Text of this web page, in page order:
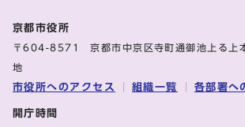
京都市役所
〒604-8571 京都市中京区寺町通御池上る上
地
市役所へのアクセス 組織一覧 各部署へ
開庁時間